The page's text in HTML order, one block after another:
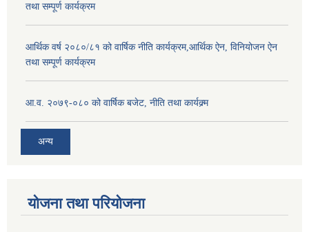
तथा सम्पूर्ण कार्यक्रम
आर्थिक वर्ष २०८०/८१ को वार्षिक नीति कार्यक्रम,आर्थिक ऐन, विनियोजन ऐन
तथा सम्पूर्ण कार्यक्रम
आ.व. २०७९-०८० को वार्षिक बजेट, नीति तथा कार्यक्र्म
अन्य
योजना तथा परियोजना